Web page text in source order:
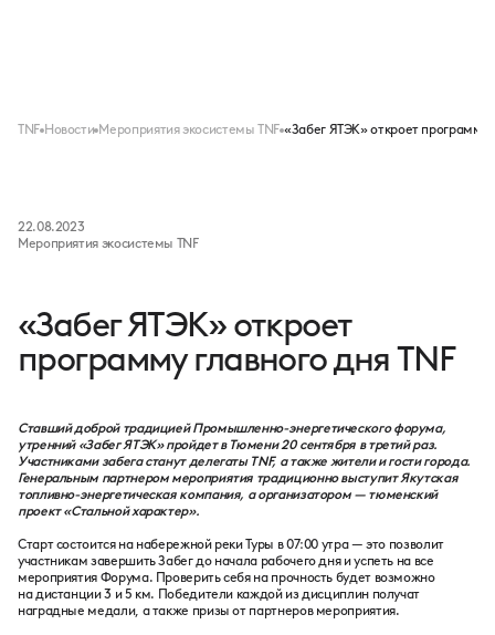
TNF Новости Мероприятия экосистемы TNF «Забег ЯТЭК» откроет программу
22.08.2023
Мероприятия экосистемы TNF
«Забег ЯТЭК» откроет
программу главного дня TNF
Ставший доброй традицией Промышленно-энергетического форума,
утренний «Забег ЯТЭК» пройдет в Тюмени 20 сентября в третий раз.
Участниками забега станут делегаты TNF, а также жители и гости города.
Генеральным партнером мероприятия традиционно выступит Якутская
топливно-энергетическая компания, а организатором — тюменский
проект «Стальной характер».
Старт состоится на набережной реки Туры в 07:00 утра — это позволит
участникам завершить Забег до начала рабочего дня и успеть на все
мероприятия Форума. Проверить себя на прочность будет возможно
на дистанции 3 и 5 км. Победители каждой из дисциплин получат
наградные медали, а также призы от партнеров мероприятия.